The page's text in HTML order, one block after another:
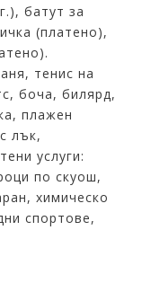
батут за
(платено),
тенис на
боча, билярд,
плажен
лък,
услуги:
по скуош,
химическо
спортове,